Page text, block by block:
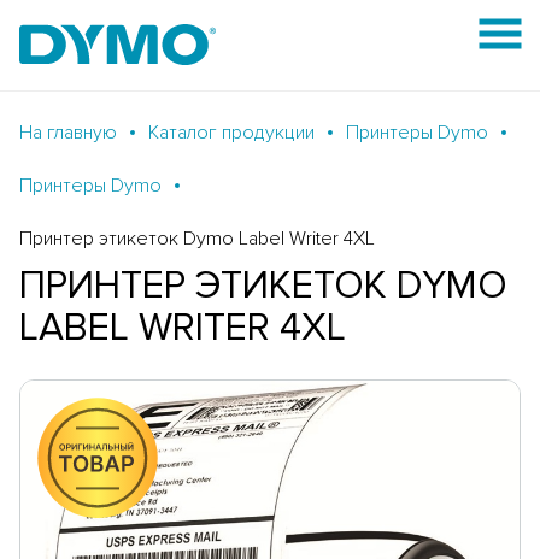
На главную Каталог продукции Принтеры Dymo
Принтеры Dymo
Принтер этикеток Dymo Label Writer 4XL
ПРИНТЕР ЭТИКЕТОК DYMO
LABEL WRITER 4XL